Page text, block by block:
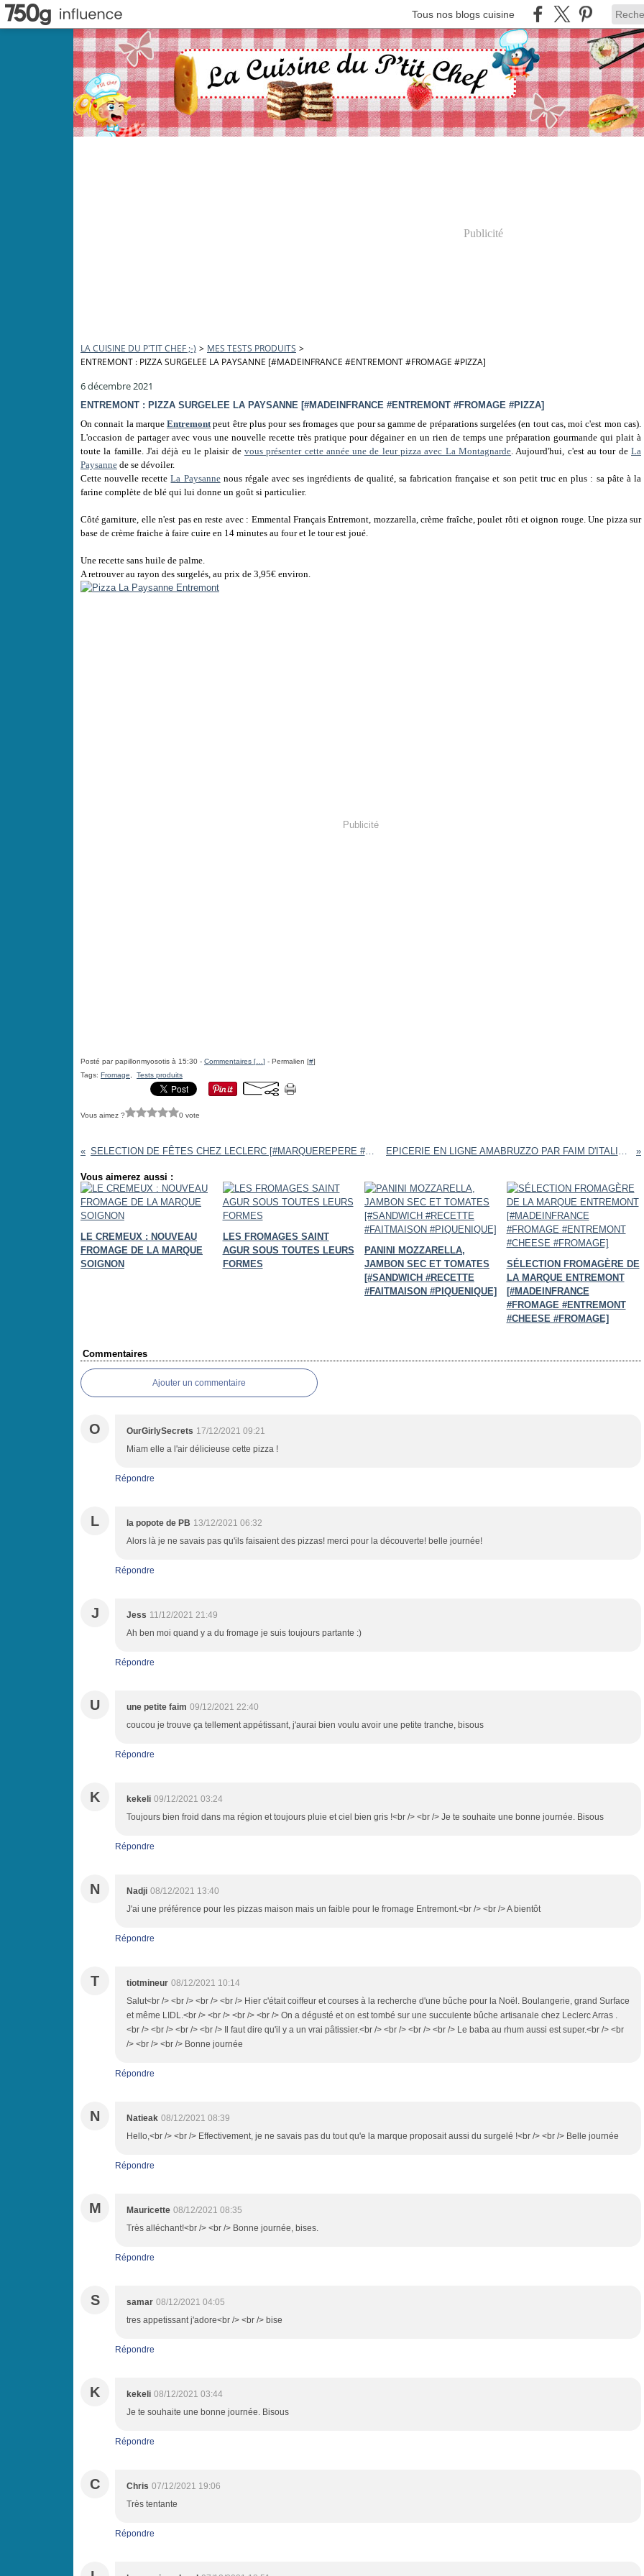
Tous nos blogs cuisine
Publicité
LA CUISINE DU P'TIT CHEF ;-) > MES TESTS PRODUITS >
ENTREMONT : PIZZA SURGELEE LA PAYSANNE [#MADEINFRANCE #ENTREMONT #FROMAGE #PIZZA]
6 décembre 2021
ENTREMONT : PIZZA SURGELEE LA PAYSANNE [#MADEINFRANCE #ENTREMONT #FROMAGE #PIZZA]
On connait la marqueEntremontpeut être plus pour ses fromages que pour sa gamme de préparations surgelées (en tout cas, moi c'est mon cas).
L'occasion de partager avec vous une nouvelle recette très pratique pour dégainer en un rien de temps une préparation gourmande qui plait à
toute la famille. J'ai déjà eu le plaisir de vous présenter cette année une de leur pizza avec La Montagnarde. Aujourd'hui, c'est au tour deLa
Paysanne de se dévoiler.
Cette nouvelle recetteLa Paysannenous régale avec ses ingrédients de qualité, sa fabrication française et son petit truc en plus : sa pâte à la
farine complète de blé qui lui donne un goût si particulier.
Côté garniture, elle n'est pas en reste avec : Emmental Français Entremont, mozzarella, crème fraîche, poulet rôti et oignon rouge. Une pizza sur
base de crème fraiche à faire cuire en 14 minutes au four et le tour est joué.
Une recette sans huile de palme.
A retrouver au rayon des surgelés, au prix de 3,95€ environ.
Publicité
Posté par papillonmyosotis à 15:30 - Commentaires [ ] - Permalien [#]
Tags: Fromage Tests produits
Vous aimez ? 0 vote
SELECTION DE FÊTES CHEZ LECLERC [#MARQUEREPERE #LECLERC #NOEL #NOEL2021 #REVEILLON #CHOCOLAT #FOIEGRAS #MADEINFRANCE] EPICERIE EN LIGNE AMABRUZZO PAR FAIM D'ITALIE [ITALIANFOOD #ITALIE #GASTRONOMIE #EPICERIEFINE #TESTPRODUIT]
Vous aimerez aussi :
LE CREMEUX : NOUVEAU
FROMAGE DE LA MARQUE
SOIGNON
LES FROMAGES SAINT
AGUR SOUS TOUTES LEURS
FORMES
PANINI MOZZARELLA,
JAMBON SEC ET TOMATES
[#SANDWICH #RECETTE
#FAITMAISON #PIQUENIQUE]
SÉLECTION FROMAGÈRE DE
LA MARQUE ENTREMONT
[#MADEINFRANCE
#FROMAGE #ENTREMONT
#CHEESE #FROMAGE]
Commentaires
Ajouter un commentaire
O OurGirlySecrets 17/12/2021 09:21
Miam elle a l'air délicieuse cette pizza !
Répondre
L la popote de PB 13/12/2021 06:32
Alors là je ne savais pas qu'ils faisaient des pizzas! merci pour la découverte! belle journée!
Répondre
J Jess 11/12/2021 21:49
Ah ben moi quand y a du fromage je suis toujours partante :)
Répondre
U une petite faim 09/12/2021 22:40
coucou je trouve ça tellement appétissant, j'aurai bien voulu avoir une petite tranche, bisous
Répondre
K kekeli 09/12/2021 03:24
Toujours bien froid dans ma région et toujours pluie et ciel bien gris !<br /> <br /> Je te souhaite une bonne journée. Bisous
Répondre
N Nadji 08/12/2021 13:40
J'ai une préférence pour les pizzas maison mais un faible pour le fromage Entremont.<br /> <br /> A bientôt
Répondre
T tiotmineur 08/12/2021 10:14
Salut<br /> <br /> <br /> <br /> Hier c'était coiffeur et courses à la recherche d'une bûche pour la Noël. Boulangerie, grand Surface
et même LIDL.<br /> <br /> <br /> <br /> On a dégusté et on est tombé sur une succulente bûche artisanale chez Leclerc Arras .
<br /> <br /> <br /> <br /> Il faut dire qu'il y a un vrai pâtissier.<br /> <br /> <br /> <br /> Le baba au rhum aussi est super.<br /> <br
/> <br /> <br /> Bonne journée
Répondre
N Natieak 08/12/2021 08:39
Hello,<br /> <br /> Effectivement, je ne savais pas du tout qu'e la marque proposait aussi du surgelé !<br /> <br /> Belle journée
Répondre
M Mauricette 08/12/2021 08:35
Très alléchant!<br /> <br /> Bonne journée, bises.
Répondre
S samar 08/12/2021 04:05
tres appetissant j'adore<br /> <br /> bise
Répondre
K kekeli 08/12/2021 03:44
Je te souhaite une bonne journée. Bisous
Répondre
C Chris 07/12/2021 19:06
Très tentante
Répondre